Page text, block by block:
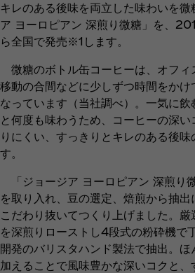
キレのある後味を両立した味わいを
ア ヨーロピアン 深煎り微糖」を、
ら全国で発売※1します。
微糖のボトル缶コーヒーは、オフィ
移動の合間などに少しずつ時間をかけ
なっています（当社調べ）。一気に飲
と何度も味わうため、コーヒーの深
りにくい、すっきりとキレのある後味
す。
「ジョージア ヨーロピアン 深煎り
を取り入れ、豆の選定、焙煎から抽
こだわり抜いてつくり上げました。
を深煎りローストし4段式の粉砕機で
開発のバリスタハンド製法で抽出。
加えることで風味豊かな深いコクと